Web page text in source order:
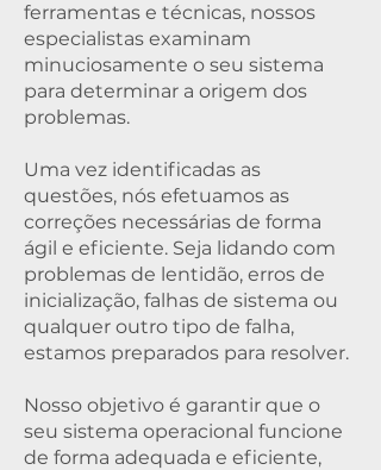
ferramentas e técnicas, nossos
especialistas examinam
minuciosamente o seu sistema
para determinar a origem dos
problemas.
Uma vez identificadas as
questões, nós efetuamos as
correções necessárias de forma
ágil e eficiente. Seja lidando com
problemas de lentidão, erros de
inicialização, falhas de sistema ou
qualquer outro tipo de falha,
estamos preparados para resolver.
Nosso objetivo é garantir que o
seu sistema operacional funcione
de forma adequada e eficiente,